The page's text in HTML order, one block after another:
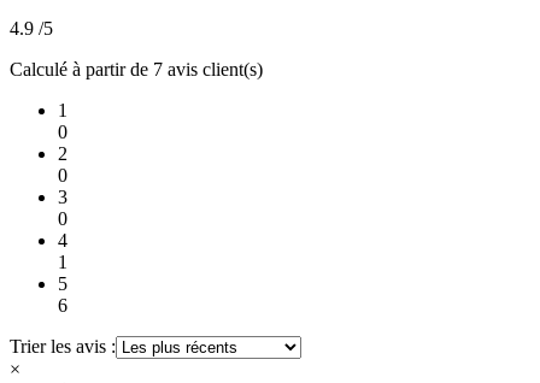
4.9 /5
Calculé à partir de 7 avis client(s)
1
0
2
0
3
0
4
1
5
6
Trier les avis :
×